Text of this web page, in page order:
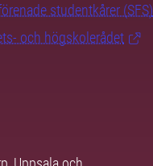
studentkårer (SFS)
och högskolerådet